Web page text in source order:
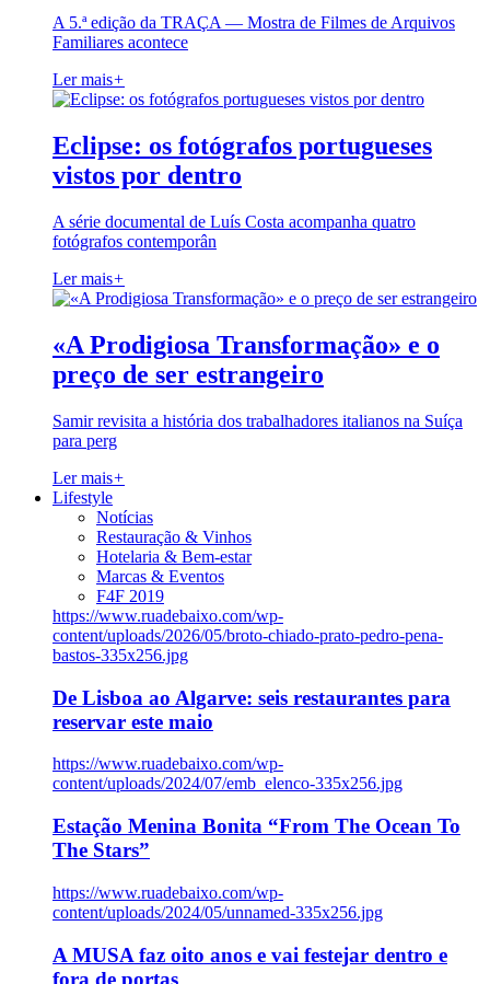
A 5.ª edição da TRAÇA — Mostra de Filmes de Arquivos
Familiares acontece
Ler mais+
Eclipse: os fotógrafos portugueses
vistos por dentro
A série documental de Luís Costa acompanha quatro
fotógrafos contemporân
Ler mais+
«A Prodigiosa Transformação» e o
preço de ser estrangeiro
Samir revisita a história dos trabalhadores italianos na Suíça
para perg
Ler mais+
Lifestyle
Notícias
Restauração & Vinhos
Hotelaria & Bem-estar
Marcas & Eventos
F4F 2019
https://www.ruadebaixo.com/wp-
content/uploads/2026/05/broto-chiado-prato-pedro-pena-
bastos-335x256.jpg
De Lisboa ao Algarve: seis restaurantes para
reservar este maio
https://www.ruadebaixo.com/wp-
content/uploads/2024/07/emb_elenco-335x256.jpg
Estação Menina Bonita “From The Ocean To
The Stars”
https://www.ruadebaixo.com/wp-
content/uploads/2024/05/unnamed-335x256.jpg
A MUSA faz oito anos e vai festejar dentro e
fora de portas